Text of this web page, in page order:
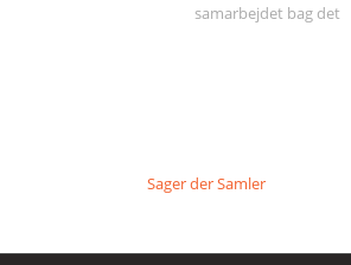
samarbejdet bag det
Sager der Samler